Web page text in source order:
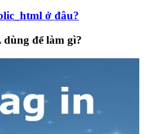
ở đâu?
để làm gì?